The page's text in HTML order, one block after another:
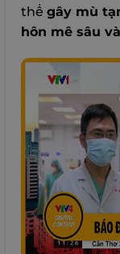
thể gây mù
hôn mê sâu